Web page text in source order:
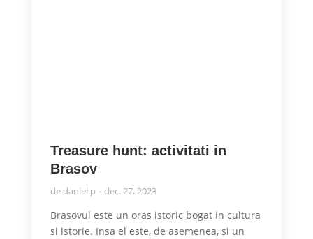
Treasure hunt: activitati in
Brasov
de daniel.p dec. 27, 2023
Brasovul este un oras istoric bogat in cultura
si istorie. Insa el este, de asemenea, si un